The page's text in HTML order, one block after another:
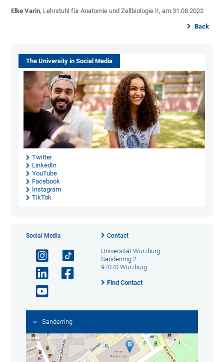
Elke Varin, Lehrstuhl für Anatomie und Zellbiologie II, am 31.08.2022
Back
The University in Social Media
Twitter
LinkedIn
YouTube
Facebook
Instagram
TikTok
Social Media Contact
Universität Würzburg
Sanderring 2
97070 Würzburg
Find Contact
Sanderring